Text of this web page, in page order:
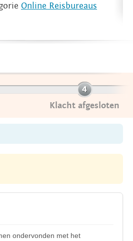
Online Reisbureaus
Klacht afgesloten
ondervonden met het